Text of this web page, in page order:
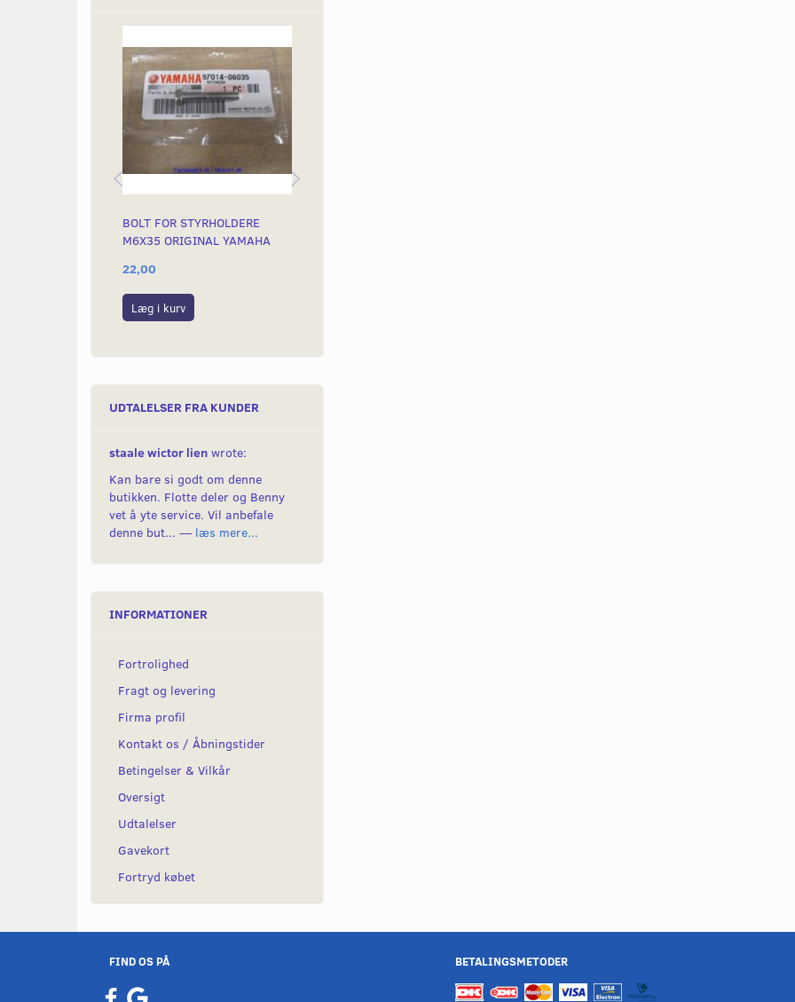
BOLT FOR STYRHOLDERE
M6X35 ORIGINAL YAMAHA
22,00
Læg i kurv
UDTALELSER FRA KUNDER
staale wictor lien wrote:
Kan bare si godt om denne
butikken. Flotte deler og Benny
vet å yte service. Vil anbefale
denne but... — læs mere...
INFORMATIONER
Fortrolighed
Fragt og levering
Firma profil
Kontakt os / Åbningstider
Betingelser & Vilkår
Oversigt
Udtalelser
Gavekort
Fortryd købet
FIND OS PÅ BETALINGSMETODER